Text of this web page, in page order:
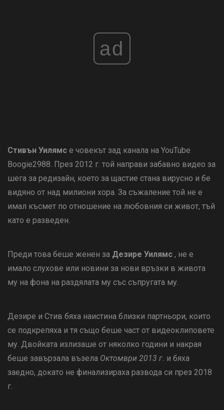
ad
Стивън Уилямс е човекът зад канала на YouTube
Boogie2988. През 2012 г. той направи забавно видео за
шега за редизайн, което за щастие стана вирусно и бе
видяно от над милиони хора. За съжаление той не е
имал късмет по отношение на любовния си живот, тъй
като е разведен.
Преди това беше женен за Дезире Уилямс , не е
имало слухове или новини за нови връзки в живота
му на фона на раздялата му със съпругата му.
Дезире и Стив бяха наистина близки партньори, които
се подкрепяха и тя също беше част от видеоклиповете
му. Двойката излизаше от няколко години и накрая
беше завързала възела Октомври 2013 г. и бяха
заедно, докато не финализираха развода си през 2018
г.